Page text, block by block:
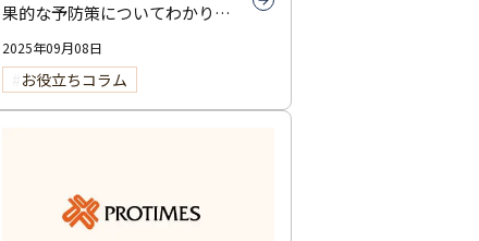
果的な予防策についてわかりや
すく解説
2025年09月08日
お役立ちコラム